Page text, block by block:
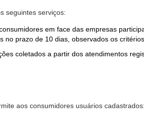
seguintes serviços:
em face das empresas
no prazo de 10 dias, observados os
coletados a partir dos atendimentos
aos consumidores usuários cadastrados: